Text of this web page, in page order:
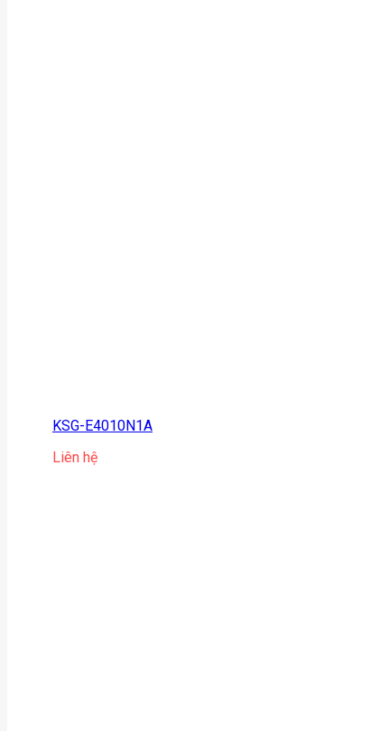
KSG-E4010N1A
Liên hệ